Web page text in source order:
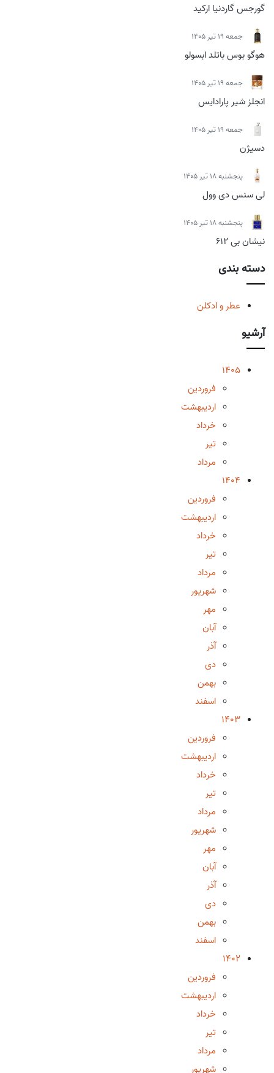
گورجس گاردنیا ارکید
جمعه 19 تیر 1405
هوگو بوس باتلد ابسولو
جمعه 19 تیر 1405
انجلز شیر پارادایس
جمعه 19 تیر 1405
دسیژن
پنجشنبه 18 تیر 1405
لی سنس دی وول
پنجشنبه 18 تیر 1405
نیشان بی 612
دسته بندی
عطر و ادکلن
آرشیو
1405
فروردین
اردیبهشت
خرداد
تیر
مرداد
1404
فروردین
اردیبهشت
خرداد
تیر
مرداد
شهریور
مهر
آبان
آذر
دی
بهمن
اسفند
1403
فروردین
اردیبهشت
خرداد
تیر
مرداد
شهریور
مهر
آبان
آذر
دی
بهمن
اسفند
1402
فروردین
اردیبهشت
خرداد
تیر
مرداد
شهریور